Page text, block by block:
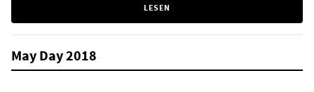
LESEN
May Day 2018